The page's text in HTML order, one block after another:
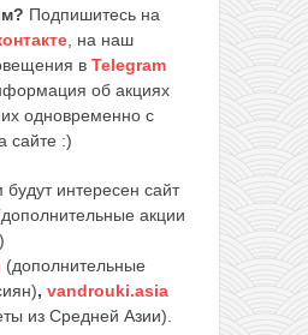
Подпишитесь на
, на наш
в Telegram
об акциях
одновременно с
сайте :)
интересен сайт
акции
(дополнительные
, vandrouki.asia
из Средней Азии).